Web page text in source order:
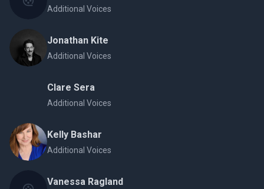
Additional Voices
Jonathan Kite
Additional Voices
Clare Sera
Additional Voices
Kelly Bashar
Additional Voices
Vanessa Ragland